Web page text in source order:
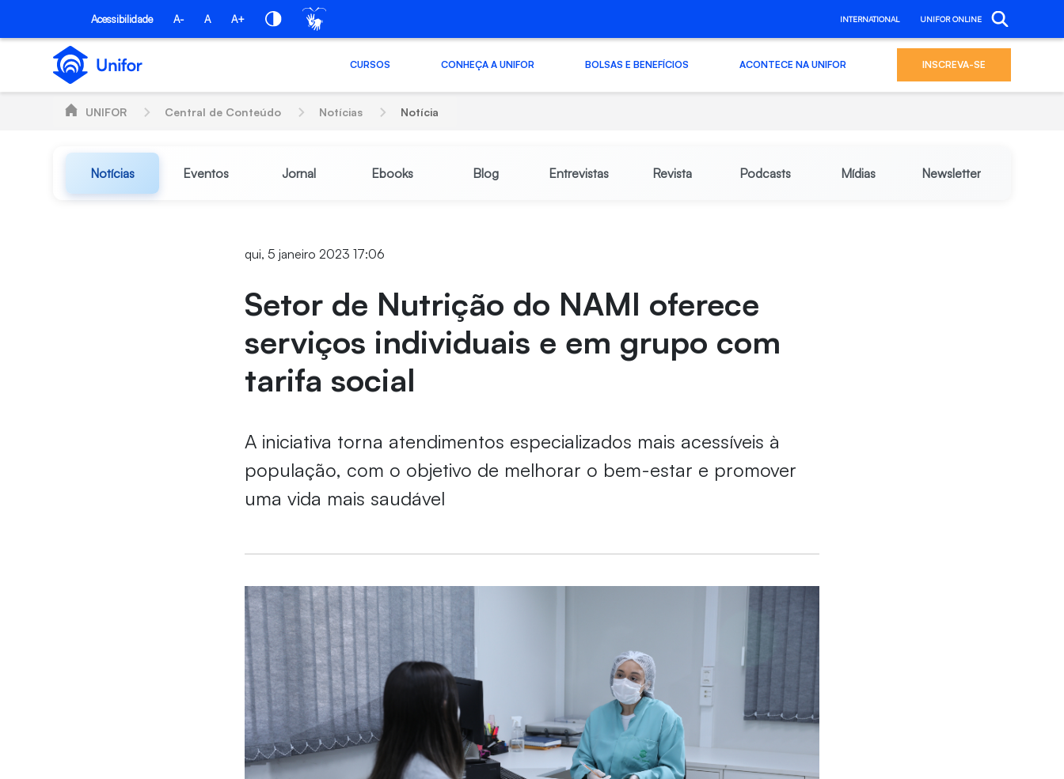
Pular para o Conteúdo principal
Acessibilidade A- A A+ INTERNATIONAL UNIFOR ONLINE
CURSOS CONHEÇA A UNIFOR BOLSAS E BENEFÍCIOS ACONTECE NA UNIFOR INSCREVA-SE
UNIFOR Central de Conteúdo Notícias Notícia
Notícias Eventos Jornal Ebooks Blog Entrevistas Revista Podcasts Mídias Newsletter
qui, 5 janeiro 2023 17:06
Setor de Nutrição do NAMI oferece
serviços individuais e em grupo com
tarifa social
A iniciativa torna atendimentos especializados mais acessíveis à
população, com o objetivo de melhorar o bem-estar e promover
uma vida mais saudável